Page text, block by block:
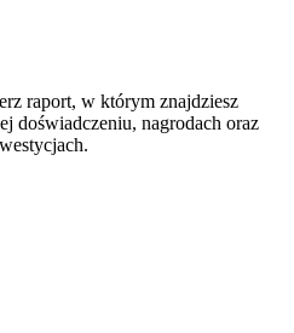
raport, w którym znajdziesz
doświadczeniu, nagrodach oraz